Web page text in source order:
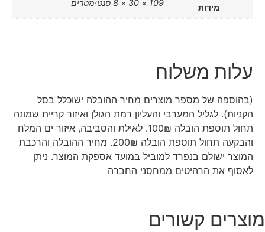
מידות 109 × 30 × 8 סנטימטרים
עלות משלוח
(בהוספה של מספר מוצרים מחיר ההובלה ישוכלל בסל
הקניות). לגליל המערבי והעליון רמת הגולן ואיזור קריית שמונה
תחול תוספת הובלה 100₪. לאילת והסביבה, איזור ים המלח
והבקעה תחול תוספת הובלה 200₪. מחיר ההובלה והרכבת
המוצר ישולם בנפרד למוביל במועד אספקת המוצר. ניתן
לאסוף את הרהיטים ממחסני החברה
מוצרים קשורים